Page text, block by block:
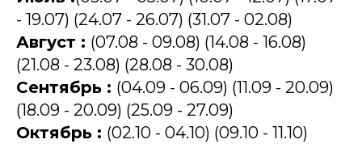
- 19.07) (24.07 - 26.07) (31.07 - 02.08)
Август : (07.08 - 09.08) (14.08 - 16.08)
(21.08 - 23.08) (28.08 - 30.08)
Сентябрь : (04.09 - 06.09) (11.09 - 20.09)
(18.09 - 20.09) (25.09 - 27.09)
Октябрь : (02.10 - 04.10) (09.10 - 11.10)